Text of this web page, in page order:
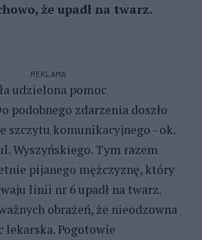
że upadł na twarz.
REKLAMA
udzielona pomoc
podobnego zdarzenia doszło
szczytu komunikacyjnego - ok.
Wyszyńskiego. Tym razem
pijanego mężczyznę, który
linii nr 6 upadł na twarz.
obrażeń, że nieodzowna
lekarska. Pogotowie